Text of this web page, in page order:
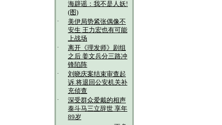
海辟谣：我不是人妖!
(图)
·
美伊局势紧张偶像不
安生 王力宏也有可能
上战场
·
离开《理发师》剧组
之后 姜文兵分三路冲
锋陷阵
·
刘晓庆案结束审查起
诉 将退回公安机关补
充侦查
·
深受群众爱戴的相声
泰斗马三立辞世 享年
89岁